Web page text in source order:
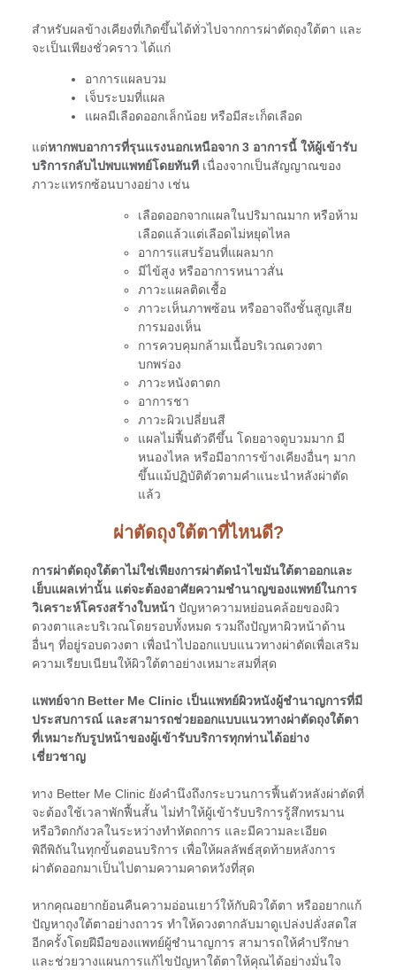
สำหรับผลข้างเคียงที่เกิดขึ้นได้ทั่วไปจากการผ่าตัดถุงใต้ตา และ
จะเป็นเพียงชั่วคราว ได้แก่
อาการแผลบวม
เจ็บระบมที่แผล
แผลมีเลือดออกเล็กน้อย หรือมีสะเก็ดเลือด
แต่หากพบอาการที่รุนแรงนอกเหนือจาก 3 อาการนี้ ให้ผู้เข้ารับ
บริการกลับไปพบแพทย์โดยทันที เนื่องจากเป็นสัญญาณของ
ภาวะแทรกซ้อนบางอย่าง เช่น
เลือดออกจากแผลในปริมาณมาก หรือห้าม
เลือดแล้วแต่เลือดไม่หยุดไหล
อาการแสบร้อนที่แผลมาก
มีไข้สูง หรืออาการหนาวสั่น
ภาวะแผลติดเชื้อ
ภาวะเห็นภาพซ้อน หรืออาจถึงชั้นสูญเสีย
การมองเห็น
การควบคุมกล้ามเนื้อบริเวณดวงตา
บกพร่อง
ภาวะหนังตาตก
อาการชา
ภาวะผิวเปลี่ยนสี
แผลไม่ฟื้นตัวดีขึ้น โดยอาจดูบวมมาก มี
หนองไหล หรือมีอาการข้างเคียงอื่นๆ มาก
ขึ้นแม้ปฏิบัติตัวตามคำแนะนำหลังผ่าตัด
แล้ว
ผ่าตัดถุงใต้ตาที่ไหนดี?
การผ่าตัดถุงใต้ตาไม่ใช่เพียงการผ่าตัดนำไขมันใต้ตาออกและ
เย็บแผลเท่านั้น แต่จะต้องอาศัยความชำนาญของแพทย์ในการ
วิเคราะห์โครงสร้างใบหน้า ปัญหาความหย่อนคล้อยของผิว
ดวงตาและบริเวณโดยรอบทั้งหมด รวมถึงปัญหาผิวหน้าด้าน
อื่นๆ ที่อยู่รอบดวงตา เพื่อนำไปออกแบบแนวทางผ่าตัดเพื่อเสริม
ความเรียบเนียนให้ผิวใต้ตาอย่างเหมาะสมที่สุด
แพทย์จาก Better Me Clinic เป็นแพทย์ผิวหนังผู้ชำนาญการที่มี
ประสบการณ์ และสามารถช่วยออกแบบแนวทางผ่าตัดถุงใต้ตา
ที่เหมาะกับรูปหน้าของผู้เข้ารับบริการทุกท่านได้อย่าง
เชี่ยวชาญ
ทาง Better Me Clinic ยังคำนึงถึงกระบวนการฟื้นตัวหลังผ่าตัดที่
จะต้องใช้เวลาพักฟื้นสั้น ไม่ทำให้ผู้เข้ารับบริการรู้สึกทรมาน
หรือวิตกกังวลในระหว่างทำหัตถการ และมีความละเอียด
พิถีพิถันในทุกขั้นตอนบริการ เพื่อให้ผลลัพธ์สุดท้ายหลังการ
ผ่าตัดออกมาเป็นไปตามความคาดหวังที่สุด
หากคุณอยากย้อนคืนความอ่อนเยาว์ให้กับผิวใต้ตา หรืออยากแก้
ปัญหาถุงใต้ตาอย่างถาวร ทำให้ดวงตากลับมาดูเปล่งปลั่งสดใส
อีกครั้งโดยฝีมือของแพทย์ผู้ชำนาญการ สามารถให้คำปรึกษา
และช่วยวางแผนการแก้ไขปัญหาใต้ตาให้คุณได้อย่างมั่นใจ